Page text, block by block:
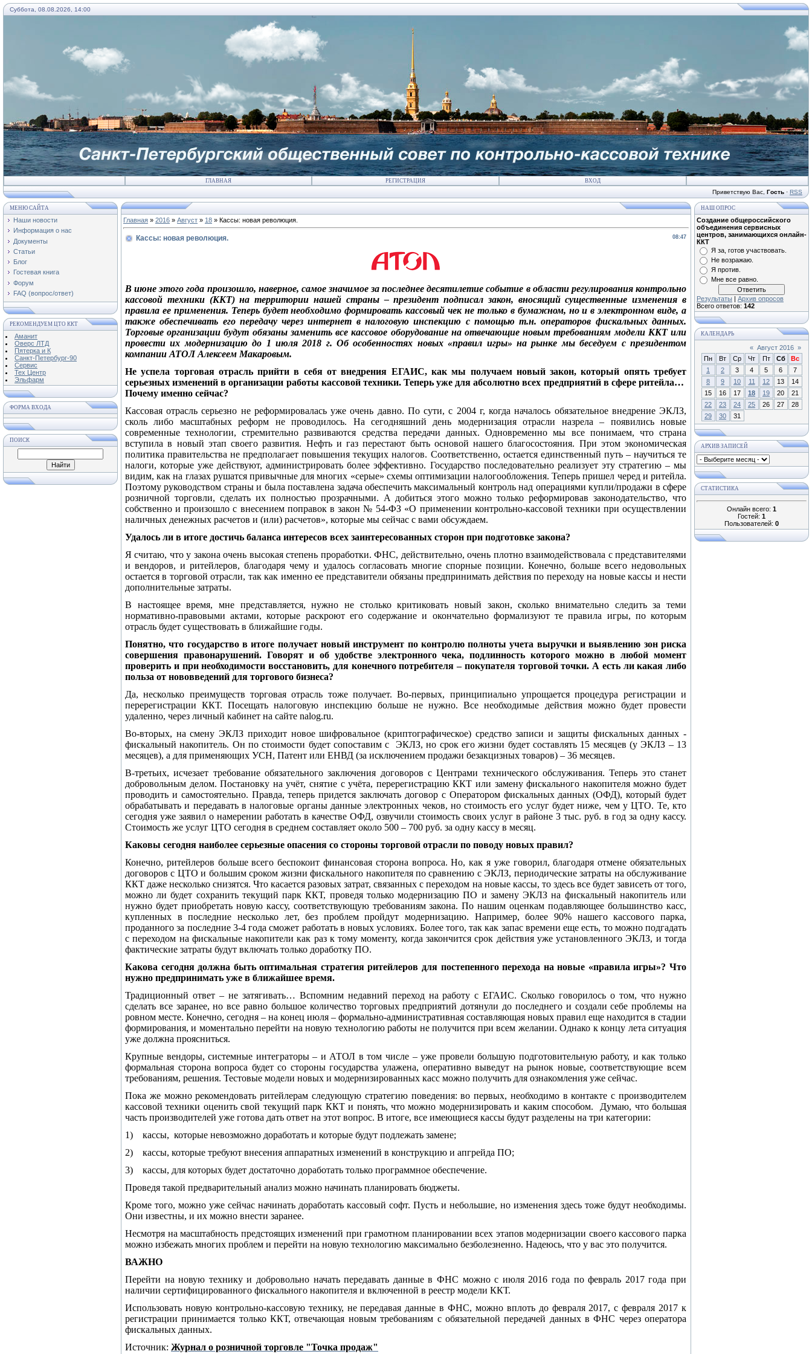
Суббота, 08.08.2026, 14:00
ГЛАВНАЯ РЕГИСТРАЦИЯ ВХОД
Приветствую Вас Гость · RSS
МЕНЮ САЙТА
Наши новости
Информация о нас
Документы
Статьи
Блог
Гостевая книга
Форум
FAQ (вопрос/ответ)
РЕКОМЕНДУЕМ ЦТО ККТ
Аманит
Оверс ЛТД
Пятерка и К
Санкт-Петербург-90
Сервис
Тех Центр
Эльфарм
ФОРМА ВХОДА
ПОИСК
Главная » 2016 » Август » 18 » Кассы: новая революция.
08:47
Кассы: новая революция.
В июне этого года произошло, наверное, самое значимое за последнее десятилетие событие в области регулирования контрольно
кассовой техники (ККТ) на территории нашей страны – президент подписал закон, вносящий существенные изменения в
правила ее применения. Теперь будет необходимо формировать кассовый чек не только в бумажном, но и в электронном виде, а
также обеспечивать его передачу через интернет в налоговую инспекцию с помощью т.н. операторов фискальных данных.
Торговые организации будут обязаны заменить все кассовое оборудование на отвечающие новым требованиям модели ККТ или
провести их модернизацию до 1 июля 2018 г. Об особенностях новых «правил игры» на рынке мы беседуем с президентом
компании АТОЛ Алексеем Макаровым.
Не успела торговая отрасль прийти в себя от внедрения ЕГАИС, как мы получаем новый закон, который опять требует
серьезных изменений в организации работы кассовой техники. Теперь уже для абсолютно всех предприятий в сфере ритейла…
Почему именно сейчас?
Кассовая отрасль серьезно не реформировалась уже очень давно. По сути, с 2004 г, когда началось обязательное внедрение ЭКЛЗ,
сколь либо масштабных реформ не проводилось. На сегодняшний день модернизация отрасли назрела – появились новые
современные технологии, стремительно развиваются средства передачи данных. Одновременно мы все понимаем, что страна
вступила в новый этап своего развития. Нефть и газ перестают быть основой нашего благосостояния. При этом экономическая
политика правительства не предполагает повышения текущих налогов. Соответственно, остается единственный путь – научиться те
налоги, которые уже действуют, администрировать более эффективно. Государство последовательно реализует эту стратегию – мы
видим, как на глазах рушатся привычные для многих «серые» схемы оптимизации налогообложения. Теперь пришел черед и ритейла.
Поэтому руководством страны и была поставлена задача обеспечить максимальный контроль над операциями купли/продажи в сфере
розничной торговли, сделать их полностью прозрачными. А добиться этого можно только реформировав законодательство, что
собственно и произошло с внесением поправок в закон № 54-ФЗ «О применении контрольно-кассовой техники при осуществлении
наличных денежных расчетов и (или) расчетов», которые мы сейчас с вами обсуждаем.
Удалось ли в итоге достичь баланса интересов всех заинтересованных сторон при подготовке закона?
Я считаю, что у закона очень высокая степень проработки. ФНС, действительно, очень плотно взаимодействовала с представителями
и вендоров, и ритейлеров, благодаря чему и удалось согласовать многие спорные позиции. Конечно, больше всего недовольных
остается в торговой отрасли, так как именно ее представители обязаны предпринимать действия по переходу на новые кассы и нести
дополнительные затраты.
В настоящее время, мне представляется, нужно не столько критиковать новый закон, сколько внимательно следить за теми
нормативно-правовыми актами, которые раскроют его содержание и окончательно формализуют те правила игры, по которым
отрасль будет существовать в ближайшие годы.
Понятно, что государство в итоге получает новый инструмент по контролю полноты учета выручки и выявлению зон риска
совершения правонарушений. Говорят и об удобстве электронного чека, подлинность которого можно в любой момент
проверить и при необходимости восстановить, для конечного потребителя – покупателя торговой точки. А есть ли какая либо
польза от нововведений для торгового бизнеса?
Да, несколько преимуществ торговая отрасль тоже получает. Во-первых, принципиально упрощается процедура регистрации и
перерегистрации ККТ. Посещать налоговую инспекцию больше не нужно. Все необходимые действия можно будет провести
удаленно, через личный кабинет на сайте nalog.ru.
Во-вторых, на смену ЭКЛЗ приходит новое шифровальное (криптографическое) средство записи и защиты фискальных данных -
фискальный накопитель. Он по стоимости будет сопоставим с ЭКЛЗ, но срок его жизни будет составлять 15 месяцев (у ЭКЛЗ – 13
месяцев), а для применяющих УСН, Патент или ЕНВД (за исключением продажи безакцизных товаров) – 36 месяцев.
В-третьих, исчезает требование обязательного заключения договоров с Центрами технического обслуживания. Теперь это станет
добровольным делом. Постановку на учёт, снятие с учёта, перерегистрацию ККТ или замену фискального накопителя можно будет
проводить и самостоятельно. Правда, теперь придется заключать договор с Оператором фискальных данных (ОФД), который будет
обрабатывать и передавать в налоговые органы данные электронных чеков, но стоимость его услуг будет ниже, чем у ЦТО. Те, кто
сегодня уже заявил о намерении работать в качестве ОФД, озвучили стоимость своих услуг в районе 3 тыс. руб. в год за одну кассу.
Стоимость же услуг ЦТО сегодня в среднем составляет около 500 – 700 руб. за одну кассу в месяц.
Каковы сегодня наиболее серьезные опасения со стороны торговой отрасли по поводу новых правил?
Конечно, ритейлеров больше всего беспокоит финансовая сторона вопроса. Но, как я уже говорил, благодаря отмене обязательных
договоров с ЦТО и большим сроком жизни фискального накопителя по сравнению с ЭКЛЗ, периодические затраты на обслуживание
ККТ даже несколько снизятся. Что касается разовых затрат, связанных с переходом на новые кассы, то здесь все будет зависеть от того,
можно ли будет сохранить текущий парк ККТ, проведя только модернизацию ПО и замену ЭКЛЗ на фискальный накопитель или
нужно будет приобретать новую кассу, соответствующую требованиям закона. По нашим оценкам подавляющее большинство касс,
купленных в последние несколько лет, без проблем пройдут модернизацию. Например, более 90% нашего кассового парка,
проданного за последние 3-4 года сможет работать в новых условиях. Более того, так как запас времени еще есть, то можно подгадать
с переходом на фискальные накопители как раз к тому моменту, когда закончится срок действия уже установленного ЭКЛЗ, и тогда
фактические затраты будут включать только доработку ПО.
Какова сегодня должна быть оптимальная стратегия ритейлеров для постепенного перехода на новые «правила игры»? Что
нужно предпринимать уже в ближайшее время.
Традиционный ответ – не затягивать… Вспомним недавний переход на работу с ЕГАИС. Сколько говорилось о том, что нужно
сделать все заранее, но все равно большое количество торговых предприятий дотянули до последнего и создали себе проблемы на
ровном месте. Конечно, сегодня – на конец июля – формально-административная составляющая новых правил еще находится в стадии
формирования, и моментально перейти на новую технологию работы не получится при всем желании. Однако к концу лета ситуация
уже должна проясниться.
Крупные вендоры, системные интеграторы – и АТОЛ в том числе – уже провели большую подготовительную работу, и как только
формальная сторона вопроса будет со стороны государства улажена, оперативно выведут на рынок новые, соответствующие всем
требованиям, решения. Тестовые модели новых и модернизированных касс можно получить для ознакомления уже сейчас.
Пока же можно рекомендовать ритейлерам следующую стратегию поведения: во первых, необходимо в контакте с производителем
кассовой техники оценить свой текущий парк ККТ и понять, что можно модернизировать и каким способом. Думаю, что большая
часть производителей уже готова дать ответ на этот вопрос. В итоге, все имеющиеся кассы будут разделены на три категории:
1) кассы, которые невозможно доработать и которые будут подлежать замене;
2) кассы, которые требуют внесения аппаратных изменений в конструкцию и апгрейда ПО;
3) кассы, для которых будет достаточно доработать только программное обеспечение.
Проведя такой предварительный анализ можно начинать планировать бюджеты.
Кроме того, можно уже сейчас начинать доработать кассовый софт. Пусть и небольшие, но изменения здесь тоже будут необходимы.
Они известны, и их можно внести заранее.
Несмотря на масштабность предстоящих изменений при грамотном планировании всех этапов модернизации своего кассового парка
можно избежать многих проблем и перейти на новую технологию максимально безболезненно. Надеюсь, что у вас это получится.
ВАЖНО
Перейти на новую технику и добровольно начать передавать данные в ФНС можно с июля 2016 года по февраль 2017 года при
наличии сертифицированного фискального накопителя и включенной в реестр модели ККТ.
Использовать новую контрольно-кассовую технику, не передавая данные в ФНС, можно вплоть до февраля 2017, с февраля 2017 к
регистрации принимается только ККТ, отвечающая новым требованиям с обязательной передачей данных в ФНС через оператора
фискальных данных.
Источник: Журнал о розничной торговле "Точка продаж"
НАШ ОПРОС
Создание общероссийского
объединения сервисных
центров, занимающихся онлайн-
ККТ
Я за, готов участвовать.
Не возражаю.
Я против.
Мне все равно.
Результаты | Архив опросов
Всего ответов: 142
КАЛЕНДАРЬ
« Август 2016 »
Пн
Вт Ср Чт Пт Сб
Вс
1
2 3 4 5 6
7
8
9 10 11 12 13
14
15
16 17 18 19 20
21
22
23 24 25 26 27
28
29
30 31
АРХИВ ЗАПИСЕЙ
СТАТИСТИКА
Онлайн всего: 1
Гостей: 1
Пользователей: 0